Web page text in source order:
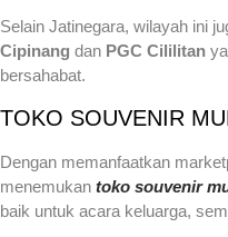
Selain Jatinegara, wilayah ini
Cipinang dan PGC Cililitan
bersahabat.
TOKO SOUVENIR
Dengan memanfaatkan
menemukan toko souvenir
baik untuk acara keluarga,